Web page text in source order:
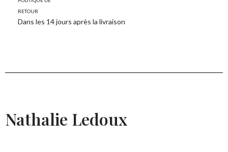
retour
Dans les 14 jours après la livraison
Nathalie Ledoux